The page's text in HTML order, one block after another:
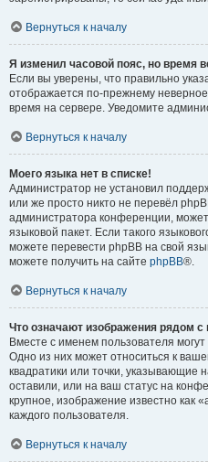
Вернуться к началу
Я изменил часовой пояс, но время
Если вы уверены, что правильно
отображается по-прежнему
время на сервере. Уведомите
Вернуться к началу
Моего языка нет в списке!
Администратор не установил
или же просто никто не перевёл
администратора конференции,
языковой пакет. Если такого
можете перевести phpBB на свой
можете получить на сайте phpBB®.
Вернуться к началу
Что означают изображения рядом
Вместе с именем пользователя
Одно из них может относиться к
квадратики или точки, указывающие
оставили, или на ваш статус на
крупное, изображение известно как
каждого пользователя.
Вернуться к началу